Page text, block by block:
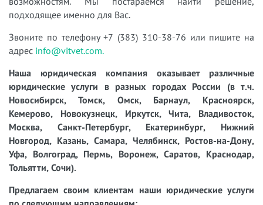
подходящее именно для Вас.
Звоните по телефону +7 (383) 310-38-76 или пишите на
адрес info@vitvet.com.
Наша юридическая компания оказывает различные
юридические услуги в разных городах России (в т.ч.
Новосибирск, Томск, Омск, Барнаул, Красноярск,
Кемерово, Новокузнецк, Иркутск, Чита, Владивосток,
Москва, Санкт-Петербург, Екатеринбург, Нижний
Новгород, Казань, Самара, Челябинск, Ростов-на-Дону,
Уфа, Волгоград, Пермь, Воронеж, Саратов, Краснодар,
Тольятти, Сочи).
Предлагаем своим клиентам наши юридические услуги